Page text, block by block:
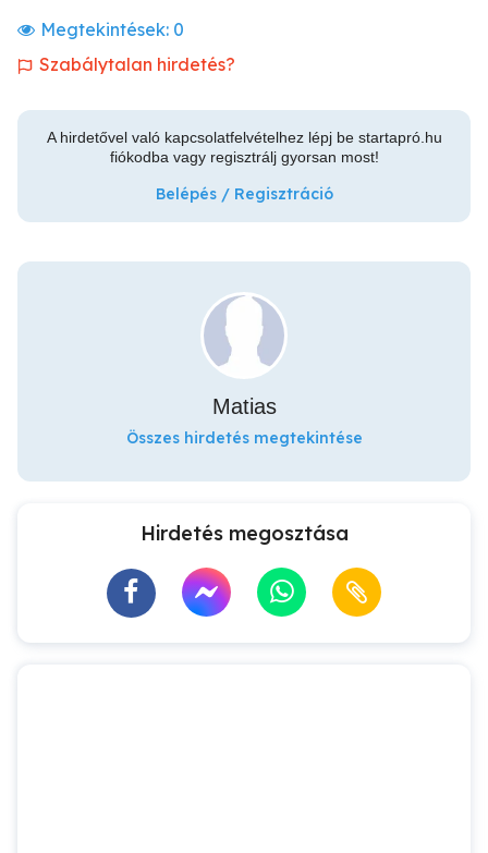
Megtekintések: 0
Szabálytalan hirdetés?
A hirdetővel való kapcsolatfelvételhez lépj be startapró.hu
fiókodba vagy regisztrálj gyorsan most!
Belépés / Regisztráció
Matias
Összes hirdetés megtekintése
Hirdetés megosztása